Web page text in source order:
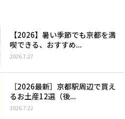
【2026】暑い季節でも京都を満
喫できる、おすすめ...
2026.7.27
［2026最新］京都駅周辺で買え
るお土産12選（後...
2026.7.22